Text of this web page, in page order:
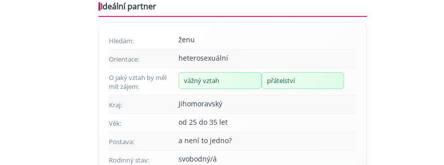
Ideální partner
Hledám: ženu
Orientace: heterosexuální
O jaký vztah by měl
mít zájem:
vážný vztah přátelství
Kraj: Jihomoravský
Věk: od 25 do 35 let
Postava: a není to jedno?
Rodinný stav: svobodný/á